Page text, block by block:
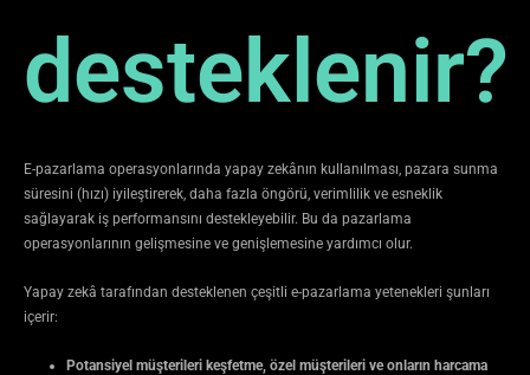
desteklenir?
E-pazarlama operasyonlarında yapay zekânın kullanılması, pazara sunma
süresini (hızı) iyileştirerek, daha fazla öngörü, verimlilik ve esneklik
sağlayarak iş performansını destekleyebilir. Bu da pazarlama
operasyonlarının gelişmesine ve genişlemesine yardımcı olur.
Yapay zekâ tarafından desteklenen çeşitli e-pazarlama yetenekleri şunları
içerir:
Potansiyel müşterileri keşfetme, özel müşterileri ve onların harcama